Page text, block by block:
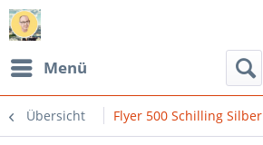
Menü
Übersicht Flyer 500 Schilling Silber